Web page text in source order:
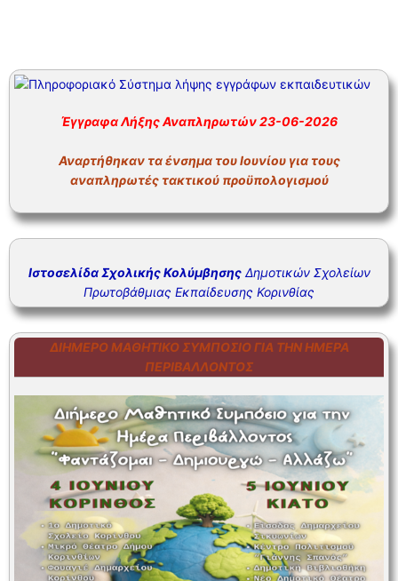
Έγγραφα Λήξης Αναπληρωτών 23-06-2026
Αναρτήθηκαν τα ένσημα του Ιουνίου για τους
αναπληρωτές τακτικού προϋπολογισμού
Ιστοσελίδα Σχολικής ΚολύμβησηςΔημοτικών Σχολείων
Πρωτοβάθμιας Εκπαίδευσης Κορινθίας
ΔΙΉΜΕΡΟ ΜΑΘΗΤΙΚΌ ΣΥΜΠΌΣΙΟ ΓΙΑ ΤΗΝ ΗΜΈΡΑ
ΠΕΡΙΒΆΛΛΟΝΤΟΣ